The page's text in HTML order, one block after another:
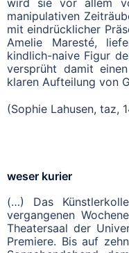
manipulativen
mit eindrücklicher
Amelie Maresté,
kindlich-naive Figur
versprüht damit
klaren Aufteilung von
(Sophie Lahusen, taz,
weser kurier
(…) Das
vergangenen
Theatersaal der
Premiere. Bis auf